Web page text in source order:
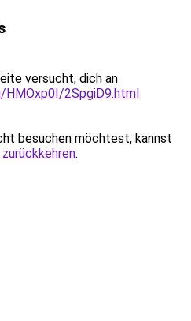
versucht, dich an
2SpgiD9.html
besuchen möchtest, kannst
.